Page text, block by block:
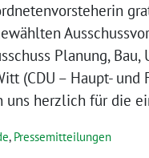
Planung,
(CDU – Haupt- und
uns herzlich für die
, Pressemitteilungen